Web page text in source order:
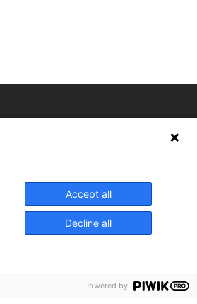
Accept all
Decline all
Powered by